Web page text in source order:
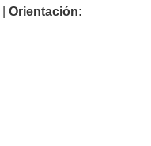
|Orientación: